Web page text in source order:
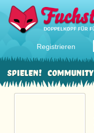
Registrieren
Community
Spielen!